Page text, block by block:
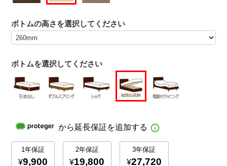
ボトムの高さを選択してください
ボトムを選択してください